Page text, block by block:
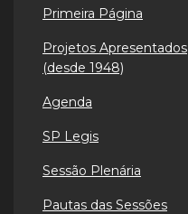
Primeira Página
Projetos Apresentados
(desde 1948)
Agenda
SP Legis
Sessão Plenária
Pautas das Sessões